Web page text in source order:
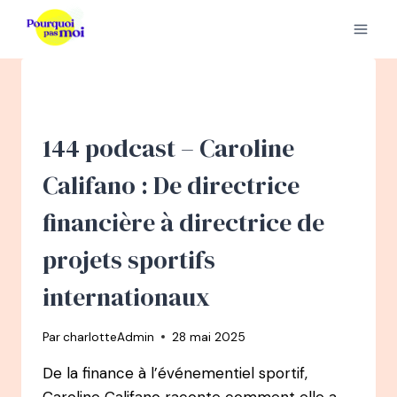
contenu
144 podcast – Caroline
Califano : De directrice
financière à directrice de
projets sportifs
internationaux
ParcharlotteAdmin 28 mai 2025
De la finance à l’événementiel sportif,